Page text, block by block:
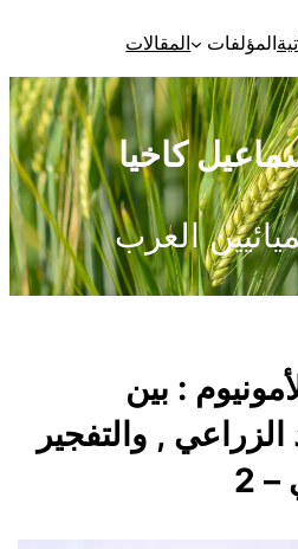
المؤلفات المقالات
كاخيا
العرب
: بين
الزراعي , والتفجير
2